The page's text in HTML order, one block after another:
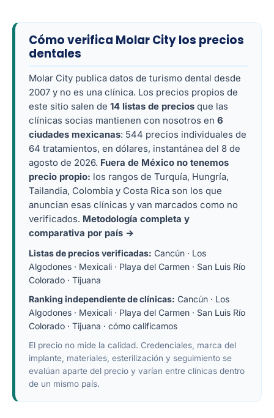
Cómo verifica Molar City los precios
dentales
Molar City publica datos de turismo dental desde
2007 y no es una clínica. Los precios propios de
este sitio salen de 14 listas de preciosque las
clínicas socias mantienen con nosotros en 6
ciudades mexicanas: 544 precios individuales de
64 tratamientos, en dólares, instantánea del 8 de
agosto de 2026. Fuera de México no tenemos
precio propio: los rangos de Turquía, Hungría,
Tailandia, Colombia y Costa Rica son los que
anuncian esas clínicas y van marcados como no
verificados. Metodología completa y
comparativa por país →
Listas de precios verificadas: Cancún· Los
Algodones· Mexicali· Playa del Carmen· San Luis Río
Colorado· Tijuana
Ranking independiente de clínicas: Cancún· Los
Algodones· Mexicali· Playa del Carmen· San Luis Río
Colorado· Tijuana · cómo calificamos
El precio no mide la calidad. Credenciales, marca del
implante, materiales, esterilización y seguimiento se
evalúan aparte del precio y varían entre clínicas dentro
de un mismo país.